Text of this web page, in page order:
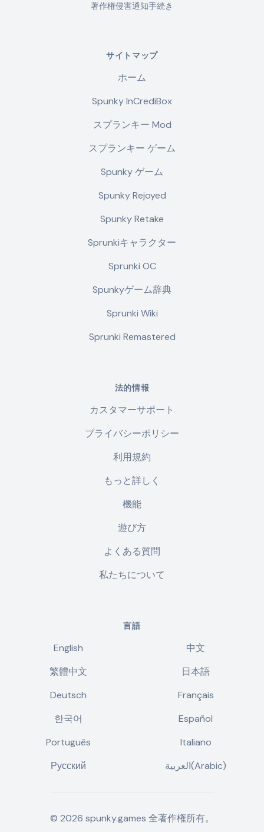
著作権侵害通知手続き
サイトマップ
ホーム
Spunky InCrediBox
スプランキー Mod
スプランキー ゲーム
Spunky ゲーム
Spunky Rejoyed
Spunky Retake
Sprunkiキャラクター
Sprunki OC
Spunkyゲーム辞典
Sprunki Wiki
Sprunki Remastered
法的情報
カスタマーサポート
プライバシーポリシー
利用規約
もっと詳しく
機能
遊び方
よくある質問
私たちについて
言語
English
中文
繁體中文
日本語
Deutsch
Français
한국어
Español
Português
Italiano
Русский
العربية(Arabic)
© 2026 spunky.games 全著作権所有。